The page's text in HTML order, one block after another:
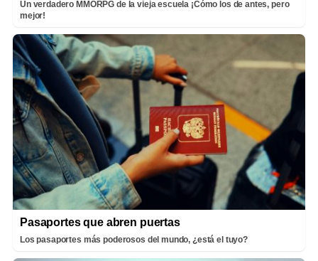
Un verdadero MMORPG de la vieja escuela ¡Cómo los de antes, pero
mejor!
Pasaportes que abren puertas
Los pasaportes más poderosos del mundo, ¿está el tuyo?